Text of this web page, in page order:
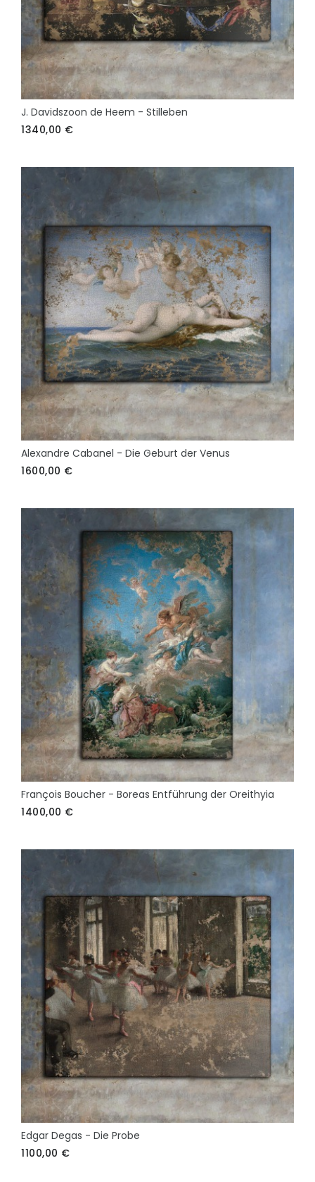
J. Davidszoon de Heem - Stilleben
1340,00 €
Alexandre Cabanel - Die Geburt der Venus
1600,00 €
François Boucher - Boreas Entführung der Oreithyia
1400,00 €
Edgar Degas - Die Probe
1100,00 €